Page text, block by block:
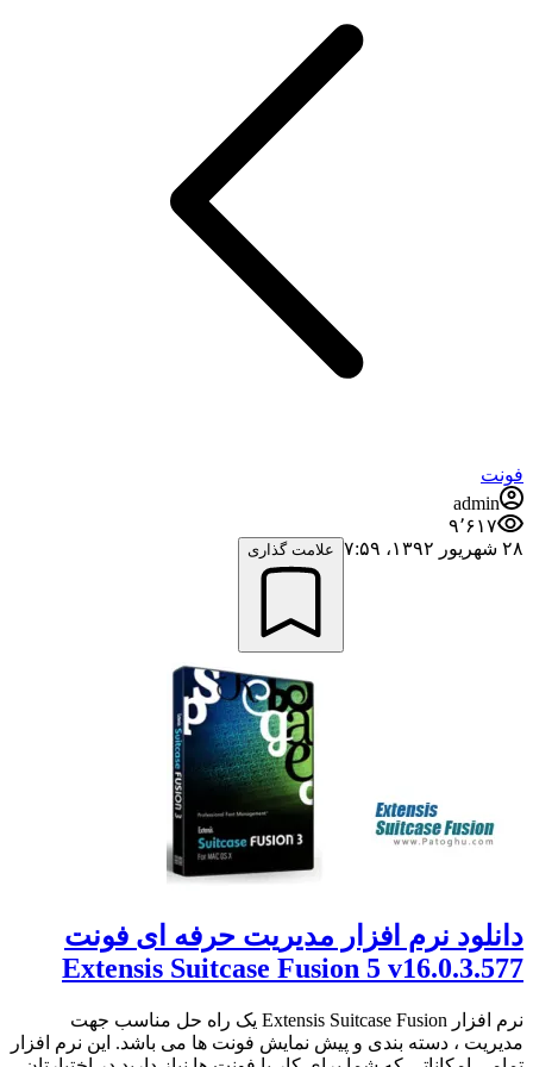
فونت
admin
۹٬۶۱۷
۲۸ شهریور ۱۳۹۲،‏ ۷:۵۹
علامت گذاری
دانلود نرم افزار مدیریت حرفه ای فونت
Extensis Suitcase Fusion 5 v16.0.3.577
نرم افزار Extensis Suitcase Fusion یک راه حل مناسب جهت
مدیریت ، دسته بندی و پیش نمایش فونت ها می باشد. این نرم افزار